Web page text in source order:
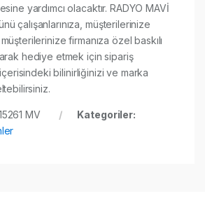
yardımcı olacaktır. RADYO MAVİ
çalışanlarınıza, müşterilerinize
firmanıza özel baskılı
hediye etmek için sipariş
bilinirliğinizi ve marka
MV
Kategoriler: